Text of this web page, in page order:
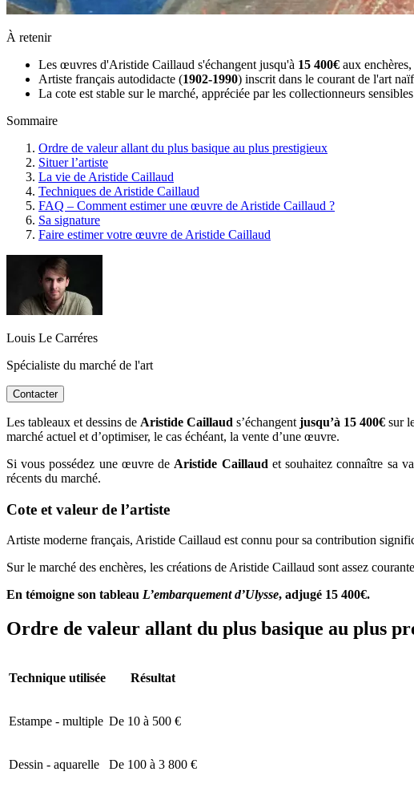
À retenir
Les œuvres d'Aristide Caillaud s'échangent jusqu'à 15 400€ aux
Artiste français autodidacte (1902-1990) inscrit dans le courant de l'art
La cote est stable sur le marché, appréciée par les collectionneurs
Sommaire
Ordre de valeur allant du plus basique au plus prestigieux
Situer l’artiste
La vie de Aristide Caillaud
Techniques de Aristide Caillaud
FAQ – Comment estimer une œuvre de Aristide Caillaud ?
Sa signature
Faire estimer votre œuvre de Aristide Caillaud
Louis Le Carréres
Spécialiste du marché de l'art
Contacter
Les tableaux et dessins de Aristide Caillaud s’échangent jusqu’à 15 400€ sur
marché actuel et d’optimiser, le cas échéant, la vente d’une œuvre.
Si vous possédez une œuvre de Aristide Caillaud et souhaitez connaître sa
récents du marché.
Cote et valeur de l’artiste
Artiste moderne français, Aristide Caillaud est connu pour sa contribution
Sur le marché des enchères, les créations de Aristide Caillaud sont assez
En témoigne son tableau L’embarquement d’Ulysse, adjugé 15 400€.
Ordre de valeur allant du plus basique au plus
Technique utilisée Résultat
Estampe - multiple De 10 à 500 €
Dessin - aquarelle De 100 à 3 800 €